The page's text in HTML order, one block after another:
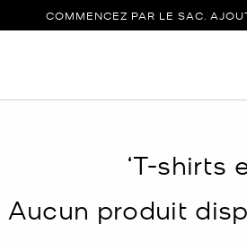
COMMENCEZ PAR LE SAC.
‘T-shirts
Aucun produit